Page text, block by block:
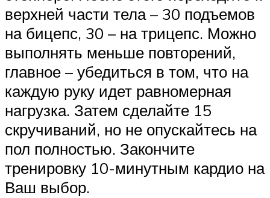
верхней части тела – 30 подъемов
на бицепс, 30 – на трицепс. Можно
выполнять меньше повторений,
главное – убедиться в том, что на
каждую руку идет равномерная
нагрузка. Затем сделайте 15
скручиваний, но не опускайтесь на
пол полностью. Закончите
тренировку 10-минутным кардио на
Ваш выбор.